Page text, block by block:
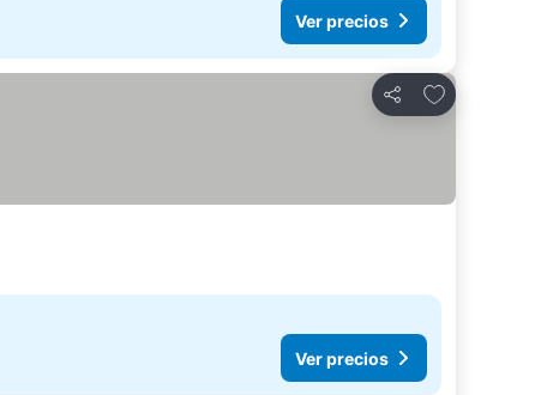
Ver precios
Compartir
Añadir a
Ver precios